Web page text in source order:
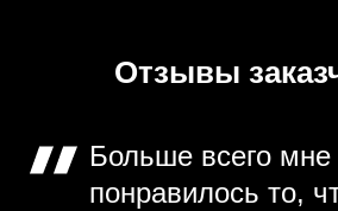
Отзывы
Больше всего мне
понравилось то,